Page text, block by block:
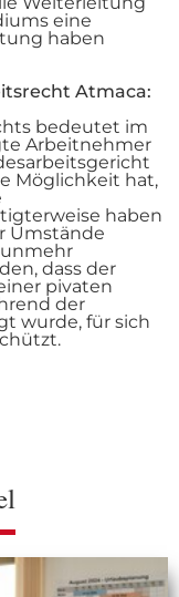
eine
haben
Atmaca:
bedeutet im
Arbeitnehmer
Möglichkeit hat,
haben
Umstände
dass der
pivaten
der
wurde, für sich